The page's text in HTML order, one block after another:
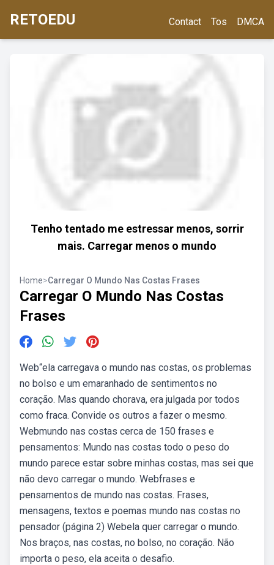
RETOEDU Contact Tos DMCA
Tenho tentado me estressar menos, sorrir
mais. Carregar menos o mundo
Home>Carregar O Mundo Nas Costas Frases
Carregar O Mundo Nas Costas
Frases
Web“ela carregava o mundo nas costas, os problemas
no bolso e um emaranhado de sentimentos no
coração. Mas quando chorava, era julgada por todos
como fraca. Convide os outros a fazer o mesmo.
Webmundo nas costas cerca de 150 frases e
pensamentos: Mundo nas costas ⁠todo o peso do
mundo parece estar sobre minhas costas, mas sei que
não devo carregar o mundo. Webfrases e
pensamentos de mundo nas costas. Frases,
mensagens, textos e poemas mundo nas costas no
pensador (página 2) Webela quer carregar o mundo.
Nos braços, nas costas, no bolso, no coração. Não
importa o peso, ela aceita o desafio.